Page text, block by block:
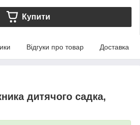
Купити
Відгуки про товар Доставка
дитячого садка,